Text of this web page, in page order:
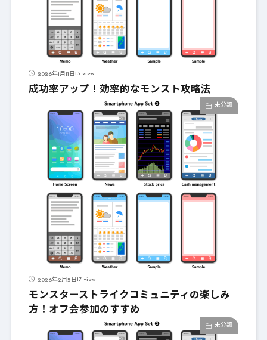
2026年1月11日13 view
成功率アップ！効率的なモンスト攻略法
未分類
2026年2月5日17 view
モンスターストライクコミュニティの楽しみ
方！オフ会参加のすすめ
未分類